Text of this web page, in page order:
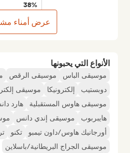
الأنواع التي يحبونها
موسيقى الباس موسيقى الرقص
دوبستيب
إلكترونيكا
موسيقى
موسيقى هاوس المستقبلية
هارد
هايبربوب
موسيقى إندي دانس
أورجانيك هاوس/داون تيمبو
تكنو
موسيقى الجراج البريطانية/باسلاين
38%
عرض أمناء